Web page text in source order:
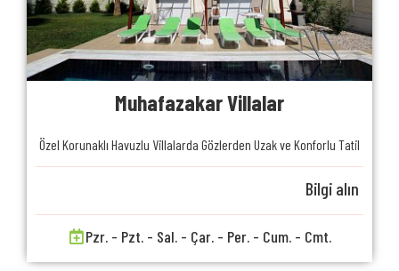
Muhafazakar Villalar
Özel Korunaklı Havuzlu Villalarda Gözlerden Uzak ve Konforlu Tatil
Bilgi alın
Pzr. - Pzt. - Sal. - Çar. - Per. - Cum. - Cmt.